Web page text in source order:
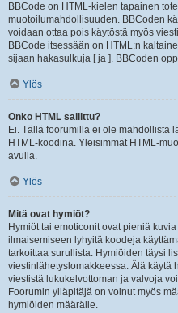
BBCode on HTML-kielen tapainen
muotoilumahdollisuuden. BBCoden
voidaan ottaa pois käytöstä myös
BBCode itsessään on HTML:n
sijaan hakasulkuja [ ja ]. BBCoden
Ylös
Onko HTML sallittu?
Ei. Tällä foorumilla ei ole mahdollista
HTML-koodina. Yleisimmät HTML-
avulla.
Ylös
Mitä ovat hymiöt?
Hymiöt tai emoticonit ovat pieniä
ilmaisemiseen lyhyitä koodeja
tarkoittaa surullista. Hymiöiden täysi
viestinlähetyslomakkeessa. Älä käytä
viestistä lukukelvottoman ja valvoja
Foorumin ylläpitäjä on voinut myös
hymiöiden määrälle.